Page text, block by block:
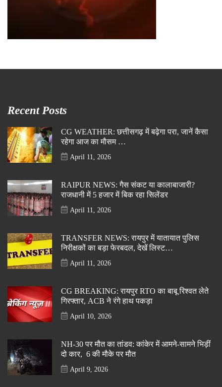
Recent Posts
CG WEATHER: छत्तीसगढ़ में बढ़ेगा परा, जानें कैसा
रहेगा आज का मौसम …
April 11, 2026
RAIPUR NEWS: गैस संकट या कालाबाजारी?
राजधानी में 5 हजार में बिक रहा सिलेंडर
April 11, 2026
TRANSFER NEWS: रायपुर में यातायात पुलिस
निरीक्षकों का बड़ा फेरबदल, देखें लिस्ट…
April 11, 2026
CG BREAKING: रायपुर RTO का बाबू रिश्वत लेते
गिरफ्तार, ACB ने रंगे हाथ पकड़ा
April 10, 2026
NH-30 पर मौत का तांडव: कांकेर में आमने-सामने भिड़ीं
दो कार, 6 की मौके पर मौत
April 9, 2026